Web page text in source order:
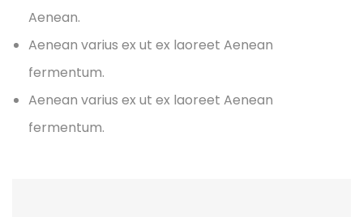
Aenean.
Aenean varius ex ut ex laoreet Aenean
fermentum.
Aenean varius ex ut ex laoreet Aenean
fermentum.